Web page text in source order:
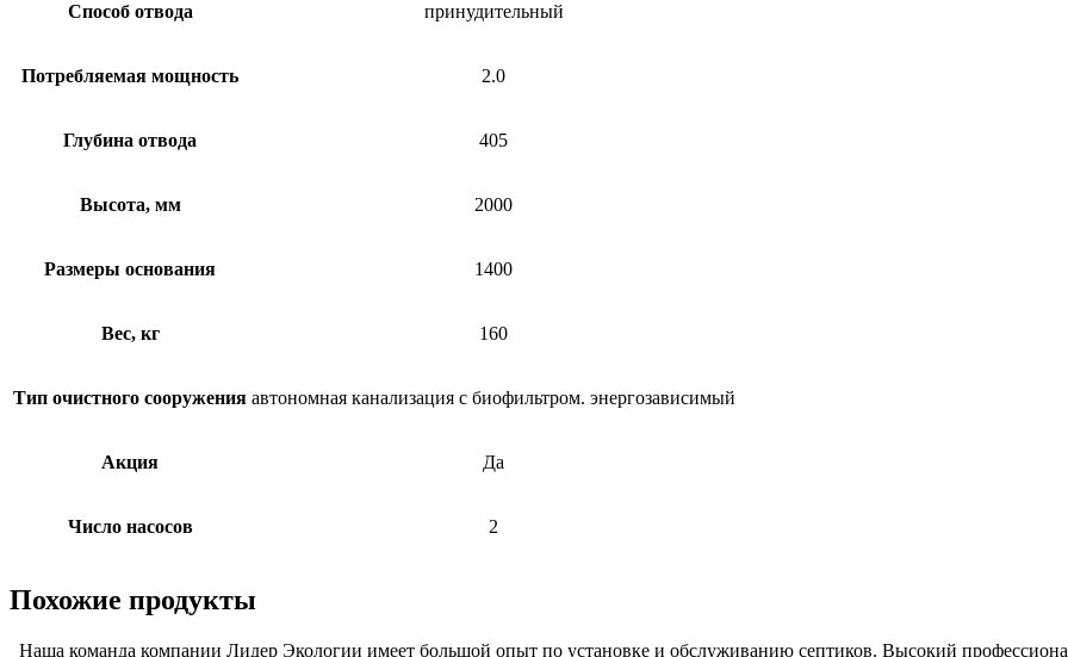
Способ отвода принудительный
Потребляемая мощность 2.0
Глубина отвода 405
Высота, мм 2000
Размеры основания 1400
Вес, кг 160
Тип очистного сооружения автономная канализация с биофильтром. энергозависимый
Акция Да
Число насосов 2
Похожие продукты
Наша команда компании Лидер Экологии имеет большой опыт по установке и обслуживанию септиков. Высокий